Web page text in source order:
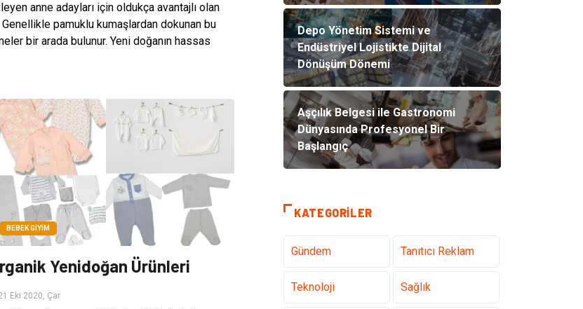
anne adayları için oldukça avantajlı olan
pamuklu kumaşlardan dokunan bu
bir arada bulunur. Yeni doğanın hassas
BEBEK GIYIM
Yenidoğan Ürünleri
Eki 2020, Çar
Depo Yönetim Sistemi ve
Endüstriyel Lojistikte Dijital
Dönüşüm Dönemi
Aşçılık Belgesi ile Gastronomi
Dünyasında Profesyonel Bir
Başlangıç
KATEGORILER
Gündem Tanıtıcı Reklam
Teknoloji Sağlık